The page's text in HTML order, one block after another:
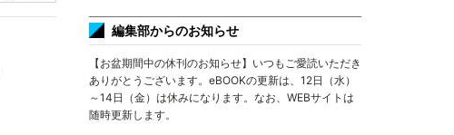
編集部からのお知らせ
【お盆期間中の休刊のお知らせ】いつもご愛読いただき
ありがとうございます。eBOOKの更新は、12日（水）
～14日（金）は休みになります。なお、WEBサイトは
随時更新します。